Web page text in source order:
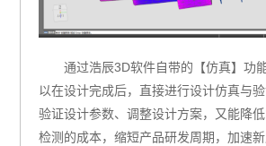
通过浩辰3D软件自带的【仿真】功
以在设计完成后，直接进行设计仿真与验
验证设计参数、调整设计方案，又能降
检测的成本，缩短产品研发周期，加速